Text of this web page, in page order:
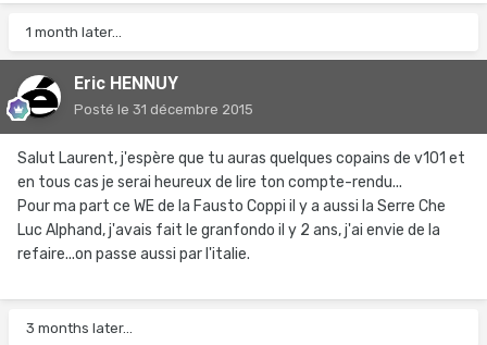
1 month later...
Eric HENNUY
Posté le 31 décembre 2015
Salut Laurent, j'espère que tu auras quelques copains de v101 et
en tous cas je serai heureux de lire ton compte-rendu...
Pour ma part ce WE de la Fausto Coppi il y a aussi la Serre Che
Luc Alphand, j'avais fait le granfondo il y 2 ans, j'ai envie de la
refaire...on passe aussi par l'italie.
3 months later...